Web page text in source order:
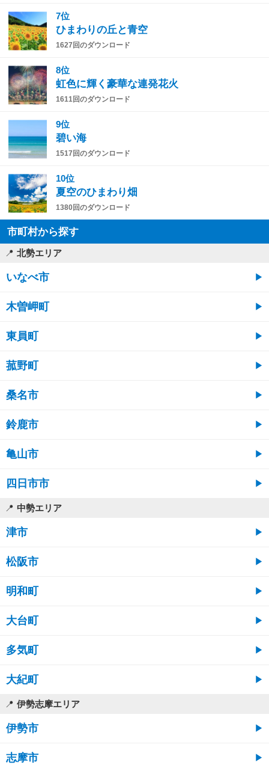
7位
ひまわりの丘と青空
1627回のダウンロード
8位
虹色に輝く豪華な連発花火
1611回のダウンロード
9位
碧い海
1517回のダウンロード
10位
夏空のひまわり畑
1380回のダウンロード
市町村から探す
北勢エリア
いなべ市
木曽岬町
東員町
菰野町
桑名市
鈴鹿市
亀山市
四日市市
中勢エリア
津市
松阪市
明和町
大台町
多気町
大紀町
伊勢志摩エリア
伊勢市
志摩市